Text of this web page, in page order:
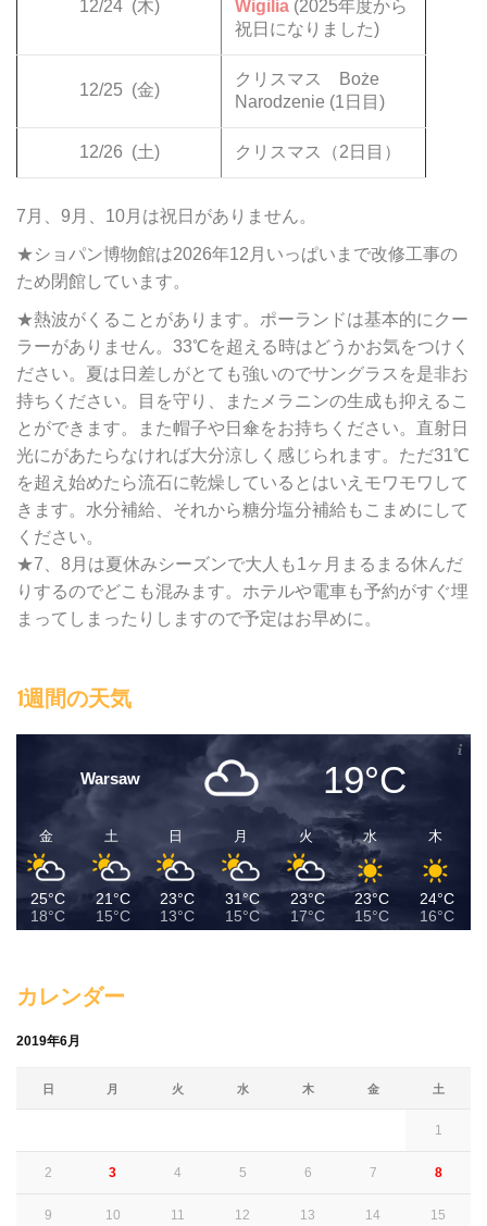
12/24 (木) Wigilia (2025年度から
祝日になりました)
12/25 (金)
クリスマス Boże
Narodzenie (1日目)
12/26 (土) クリスマス（2日目）
7月、9月、10月は祝日がありません。
★ショパン博物館は2026年12月いっぱいまで改修工事の
ため閉館しています。
★熱波がくることがあります。ポーランドは基本的にクー
ラーがありません。33℃を超える時はどうかお気をつけく
ださい。夏は日差しがとても強いのでサングラスを是非お
持ちください。目を守り、またメラニンの生成も抑えるこ
とができます。また帽子や日傘をお持ちください。直射日
光にがあたらなければ大分涼しく感じられます。ただ31℃
を超え始めたら流石に乾燥しているとはいえモワモワして
きます。水分補給、それから糖分塩分補給もこまめにして
ください。
★7、8月は夏休みシーズンで大人も1ヶ月まるまる休んだ
りするのでどこも混みます。ホテルや電車も予約がすぐ埋
まってしまったりしますので予定はお早めに。
1週間の天気
Warsaw 19°C
金
25°C
18°C
土
21°C
15°C
日
23°C
13°C
月
31°C
15°C
火
23°C
17°C
水
23°C
15°C
木
24°C
16°C
カレンダー
2019年6月
日 月 火 水 木 金 土
1
2 3 4 5 6 7 8
9 10 11 12 13 14 15